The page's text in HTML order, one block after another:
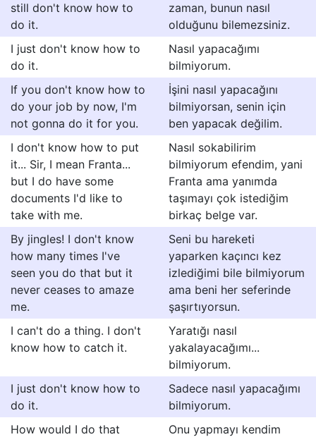
still don't know how to
do it.
zaman, bunun nasıl
olduğunu bilemezsiniz.
I just don't know how to
do it.
Nasıl yapacağımı
bilmiyorum.
If you don't know how to
do your job by now, I'm
not gonna do it for you.
İşini nasıl yapacağını
bilmiyorsan, senin için
ben yapacak değilim.
I don't know how to put
it... Sir, I mean Franta...
but I do have some
documents I'd like to
take with me.
Nasıl sokabilirim
bilmiyorum efendim, yani
Franta ama yanımda
taşımayı çok istediğim
birkaç belge var.
By jingles! I don't know
how many times I've
seen you do that but it
never ceases to amaze
me.
Seni bu hareketi
yaparken kaçıncı kez
izlediğimi bile bilmiyorum
ama beni her seferinde
şaşırtıyorsun.
I can't do a thing. I don't
know how to catch it.
Yaratığı nasıl
yakalayacağımı...
bilmiyorum.
I just don't know how to
do it.
Sadece nasıl yapacağımı
bilmiyorum.
How would I do that
Onu yapmayı kendim